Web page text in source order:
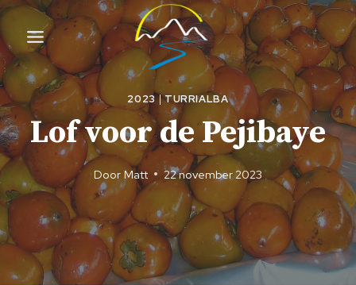
Overslaan
inhoud
2023|TURRIALBA
Lof voor de Pejibaye
Door Matt 22 november 2023